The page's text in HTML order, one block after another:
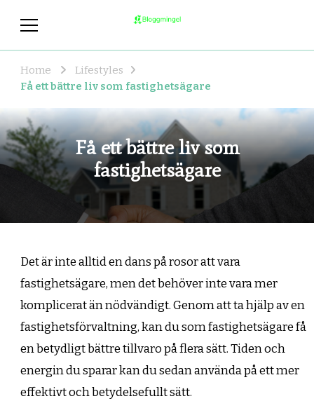
Home
Lifestyles
Få ett bättre liv som fastighetsägare
Få ett bättre liv som
fastighetsägare
Det är inte alltid en dans på rosor att vara
fastighetsägare, men det behöver inte vara mer
komplicerat än nödvändigt. Genom att ta hjälp av en
fastighetsförvaltning, kan du som fastighetsägare få
en betydligt bättre tillvaro på flera sätt. Tiden och
energin du sparar kan du sedan använda på ett mer
effektivt och betydelsefullt sätt.